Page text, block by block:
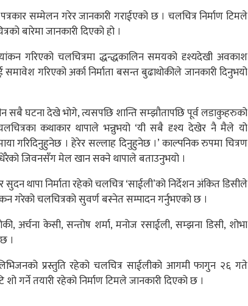
पत्रकार सम्मेलन गरेर जानकारी गराईएको छ । चलचित्र निर्माण टिमले
बारेमा जानकारी दिएको हो ।
गरिएको चलचित्रमा द्धन्द्धकालिन समयको दृश्यदेखी अवकाश
गरिएको अर्का निर्माता बसन्त बुढाथोकीले जानकारी दिनुभयो
सबै घटना देखे भोगे, त्यसपछि शान्ति सम्झौतापछि पूर्व लडाकुहरुको
कथाकार थापाले भन्नुभयो­ ‘यी सबै दृश्य देखेर नै मैले यो
गरिदिनुहुनेछ । हेरेर सल्लाह दिनुहुनेछ ।’ काल्पनिक रुपमा चित्रण
जिवनसँग मेल खान सक्ने थापाले बताउनुभयो ।
थापा निर्माता रहेको चलचित्र ‘साईली’को निर्देशन अंकित डिसीले
गरेको चलचित्रको सुवर्ण बस्नेत सम्पादन गर्नुभएको छ ।
अर्चना केसी, सन्तोष शर्मा, मनोज रसाईली, सम्झना डिसी, शोभा
।
प्रस्तुति रहेको चलचित्र साईलीको आगमी फागुन २६ गते
शो गर्ने तयारी रहेको निर्माण टिमले जानकारी दिएको छ ।